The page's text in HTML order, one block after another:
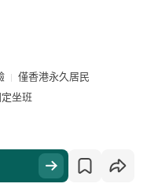
僅香港永久居民
坐班